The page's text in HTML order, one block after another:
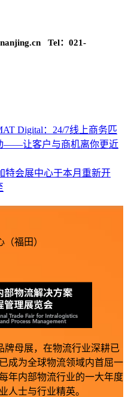
Tel：021-
Digital：24/7线上商务匹
——让客户与商机离你更近
特会展中心于本月重新开
（福田）
牌母展，在物流行业深耕已
成为全球物流领域内首屈一
年内部物流行业的一大年度
人士与行业精英。